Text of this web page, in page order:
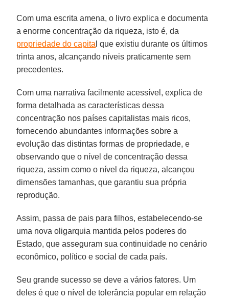
Com uma escrita amena, o livro explica e documenta
a enorme concentração da riqueza, isto é, da
propriedade do capita l que existiu durante os últimos
trinta anos, alcançando níveis praticamente sem
precedentes.
Com uma narrativa facilmente acessível, explica de
forma detalhada as características dessa
concentração nos países capitalistas mais ricos,
fornecendo abundantes informações sobre a
evolução das distintas formas de propriedade, e
observando que o nível de concentração dessa
riqueza, assim como o nível da riqueza, alcançou
dimensões tamanhas, que garantiu sua própria
reprodução.
Assim, passa de pais para filhos, estabelecendo-se
uma nova oligarquia mantida pelos poderes do
Estado, que asseguram sua continuidade no cenário
econômico, político e social de cada país.
Seu grande sucesso se deve a vários fatores. Um
deles é que o nível de tolerância popular em relação